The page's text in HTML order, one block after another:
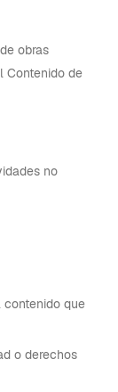
obras
Contenido de
no
contenido que
o derechos